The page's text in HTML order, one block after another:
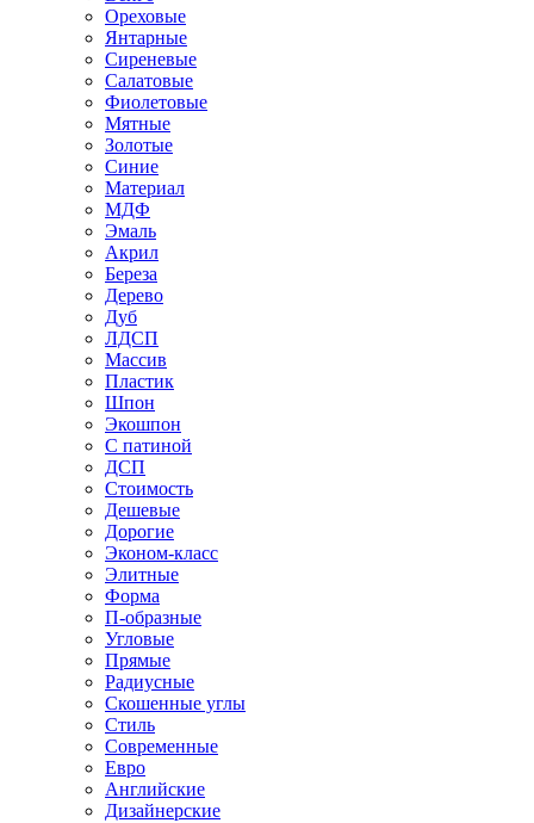
Ореховые
Янтарные
Сиреневые
Салатовые
Фиолетовые
Мятные
Золотые
Синие
Материал
МДФ
Эмаль
Акрил
Береза
Дерево
Дуб
ЛДСП
Массив
Пластик
Шпон
Экошпон
С патиной
ДСП
Стоимость
Дешевые
Дорогие
Эконом-класс
Элитные
Форма
П-образные
Угловые
Прямые
Радиусные
Скошенные углы
Стиль
Современные
Евро
Английские
Дизайнерские